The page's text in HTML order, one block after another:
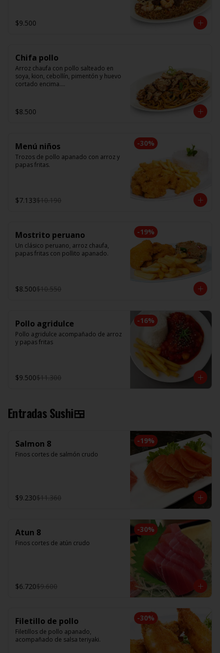
salteado en soya, cebollín, tomate y
cebolla morada.
$9.500
Chifa pollo
Arroz chaufa con pollo salteado en
soya, kion, cebollín, pimentón y huevo
cortado encima.
cebollín, tomate y cebolla morada.
$8.500
-30%
Menú niños
Trozos de pollo apanado con arroz y
papas fritas.
$7.133$10.190
-19%
Mostrito peruano
Un clásico peruano, arroz chaufa,
papas fritas con pollito apanado.
$8.500$10.550
-16%
Pollo agridulce
Pollo agridulce acompañado de arroz
y papas fritas
$9.500$11.300
Entradas Sushi🍱
-19%
Salmon 8
Finos cortes de salmón crudo
$9.230$11.360
-30%
Atun 8
Finos cortes de atún crudo
$6.720$9.600
-30%
Filetillo de pollo
Filetillos de pollo apanado,
acompañado de salsa teriyaki.